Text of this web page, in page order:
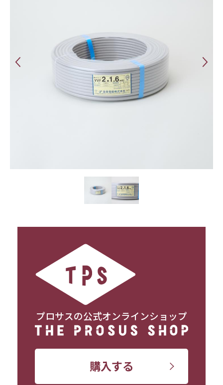
プロサスの公式オンラインショップ
購入する